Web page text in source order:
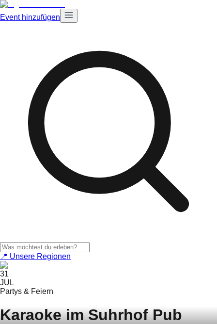
Event hinzufügen
📍 Unsere Regionen
31
JUL
Partys & Feiern
Karaoke im Suhrhof Pub